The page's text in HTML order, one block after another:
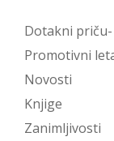
Dotakni
Promotivni
Novosti
Knjige
Zanimljivosti